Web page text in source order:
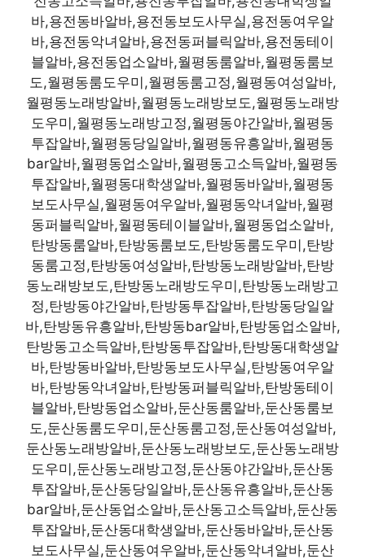
바,용전동바알바,용전동보도사무실,용전동여우알
바,용전동악녀알바,용전동퍼블릭알바,용전동테이
블알바,용전동업소알바,월평동룸알바,월평동룸보
도,월평동룸도우미,월평동룸고정,월평동여성알바,
월평동노래방알바,월평동노래방보도,월평동노래방
도우미,월평동노래방고정,월평동야간알바,월평동
투잡알바,월평동당일알바,월평동유흥알바,월평동
bar알바,월평동업소알바,월평동고소득알바,월평동
투잡알바,월평동대학생알바,월평동바알바,월평동
보도사무실,월평동여우알바,월평동악녀알바,월평
동퍼블릭알바,월평동테이블알바,월평동업소알바,
탄방동룸알바,탄방동룸보도,탄방동룸도우미,탄방
동룸고정,탄방동여성알바,탄방동노래방알바,탄방
동노래방보도,탄방동노래방도우미,탄방동노래방고
정,탄방동야간알바,탄방동투잡알바,탄방동당일알
바,탄방동유흥알바,탄방동bar알바,탄방동업소알바,
탄방동고소득알바,탄방동투잡알바,탄방동대학생알
바,탄방동바알바,탄방동보도사무실,탄방동여우알
바,탄방동악녀알바,탄방동퍼블릭알바,탄방동테이
블알바,탄방동업소알바,둔산동룸알바,둔산동룸보
도,둔산동룸도우미,둔산동룸고정,둔산동여성알바,
둔산동노래방알바,둔산동노래방보도,둔산동노래방
도우미,둔산동노래방고정,둔산동야간알바,둔산동
투잡알바,둔산동당일알바,둔산동유흥알바,둔산동
bar알바,둔산동업소알바,둔산동고소득알바,둔산동
투잡알바,둔산동대학생알바,둔산동바알바,둔산동
보도사무실,둔산동여우알바,둔산동악녀알바,둔산